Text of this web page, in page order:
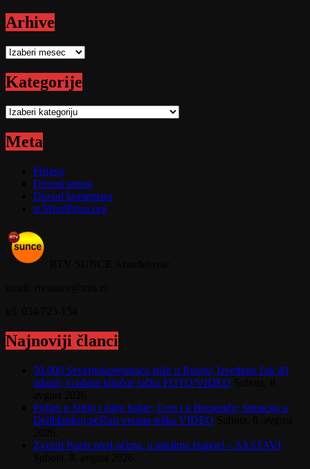
Arhive
Arhive
Kategorije
Kategorije
Meta
Prijava
Dovod unosa
Dovod komentara
sr.WordPress.org
Najnoviji članci
50.000 Severnokorejanaca stiže u Rusiju; Izvedeno čak 40
udara!; Gađane ključne tačke FOTO/VIDEO
Požari u Srbiji i dalje bukte; Gori i u Beogradu; Situacija u
Deliblatskoj peščari veoma teška VIDEO
Zvezdi Pazar pred očima, u mislima Hapoel – SASTAVI